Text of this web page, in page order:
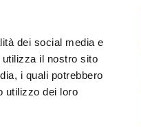
dei social media e
il nostro sito
i quali potrebbero
utilizzo dei loro